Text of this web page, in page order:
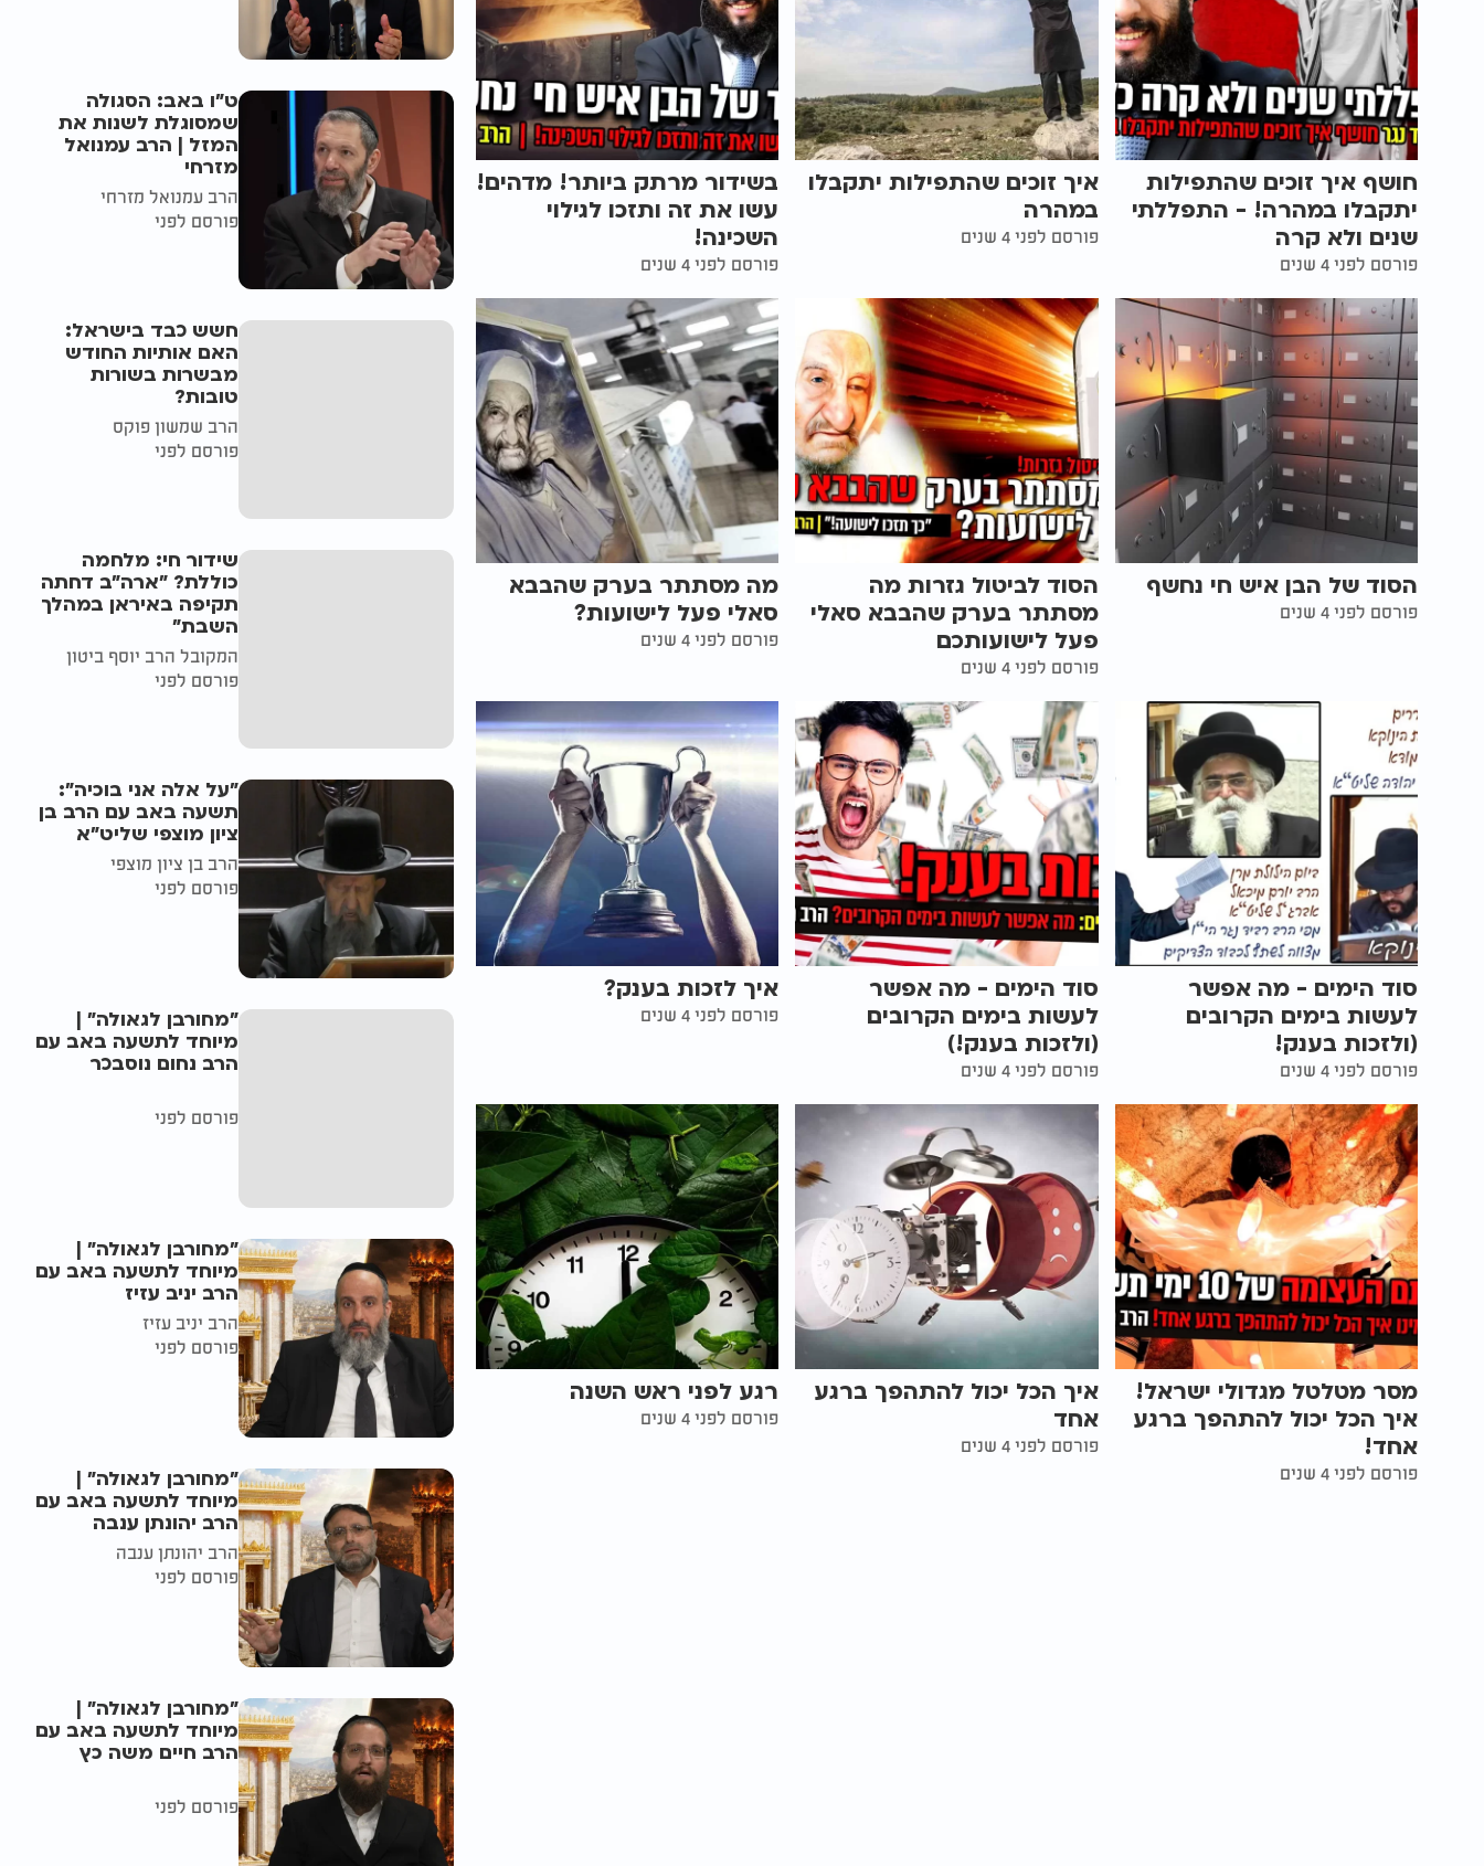
חושף איך זוכים שהתפילות
יתקבלו במהרה! - התפללתי
שנים ולא קרה
פורסם לפני 4 שנים
איך זוכים שהתפילות יתקבלו
במהרה
פורסם לפני 4 שנים
בשידור מרתק ביותר! מדהים!
עשו את זה ותזכו לגילוי
השכינה!
פורסם לפני 4 שנים
הסוד של הבן איש חי נחשף
פורסם לפני 4 שנים
הסוד לביטול גזרות מה
מסתתר בערק שהבבא סאלי
פעל לישועותכם
פורסם לפני 4 שנים
מה מסתתר בערק שהבבא
סאלי פעל לישועות?
פורסם לפני 4 שנים
סוד הימים - מה אפשר
לעשות בימים הקרובים
(ולזכות בענק!
פורסם לפני 4 שנים
סוד הימים - מה אפשר
לעשות בימים הקרובים
(ולזכות בענק!)
פורסם לפני 4 שנים
איך לזכות בענק?
פורסם לפני 4 שנים
מסר מטלטל מגדולי ישראל!
איך הכל יכול להתהפך ברגע
אחד!
פורסם לפני 4 שנים
איך הכל יכול להתהפך ברגע
אחד
פורסם לפני 4 שנים
רגע לפני ראש השנה
פורסם לפני 4 שנים
ט"ו באב: הסגולה
שמסוגלת לשנות את
המזל | הרב עמנואל
מזרחי
הרב עמנואל מזרחי
פורסם לפני
חשש כבד בישראל:
האם אותיות החודש
מבשרות בשורות
טובות?
הרב שמשון פוקס
פורסם לפני
שידור חי: מלחמה
כוללת? ״ארה"ב דחתה
תקיפה באיראן במהלך
השבת״
המקובל הרב יוסף ביטון
פורסם לפני
"על אלה אני בוכיה":
תשעה באב עם הרב בן
ציון מוצפי שליט"א
הרב בן ציון מוצפי
פורסם לפני
"מחורבן לגאולה" |
מיוחד לתשעה באב עם
הרב נחום נוסבכר
פורסם לפני
"מחורבן לגאולה" |
מיוחד לתשעה באב עם
הרב יניב עזיז
הרב יניב עזיז
פורסם לפני
"מחורבן לגאולה" |
מיוחד לתשעה באב עם
הרב יהונתן ענבה
הרב יהונתן ענבה
פורסם לפני
"מחורבן לגאולה" |
מיוחד לתשעה באב עם
הרב חיים משה כץ
פורסם לפני